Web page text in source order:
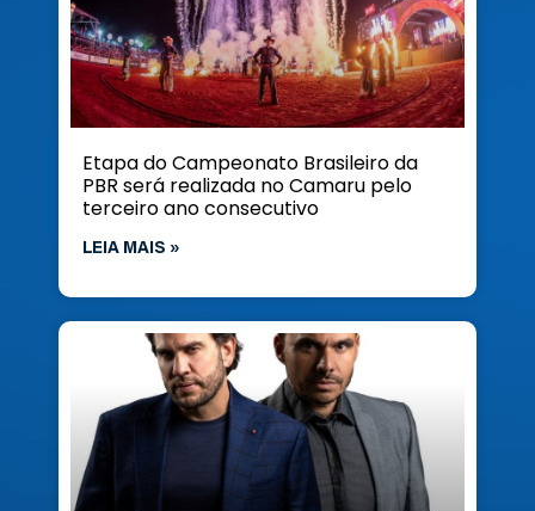
Etapa do Campeonato Brasileiro da
PBR será realizada no Camaru pelo
terceiro ano consecutivo
LEIA MAIS »